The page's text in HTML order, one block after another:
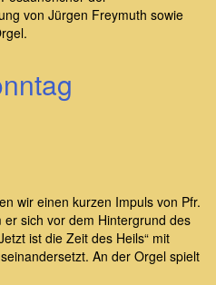
von Jürgen Freymuth sowie
wir einen kurzen Impuls von Pfr.
sich vor dem Hintergrund des
ist die Zeit des Heils“ mit
An der Orgel spielt